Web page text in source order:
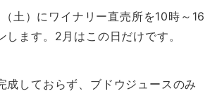
土）にワイナリー直売所を10時～16
します。2月はこの日だけです。
成しておらず、ブドウジュースのみ